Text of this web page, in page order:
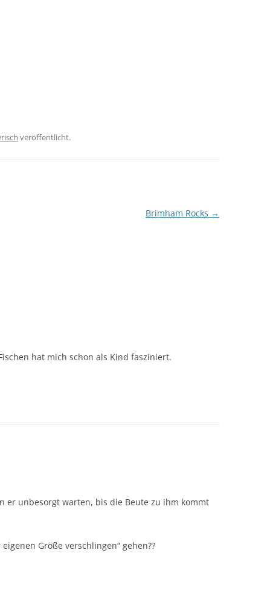
veröffentlicht.
Brimham Rocks →
hat mich schon als Kind fasziniert.
er unbesorgt warten, bis die Beute zu ihm kommt
Größe verschlingen“ gehen??